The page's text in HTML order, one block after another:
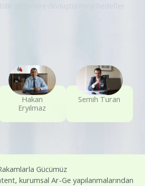
değerlere dönüştürmeyi hedefler.
Hakan
Eryılmaz
Semih Turan
Gücümüz
kurumsal Ar-Ge yapılanmalarından